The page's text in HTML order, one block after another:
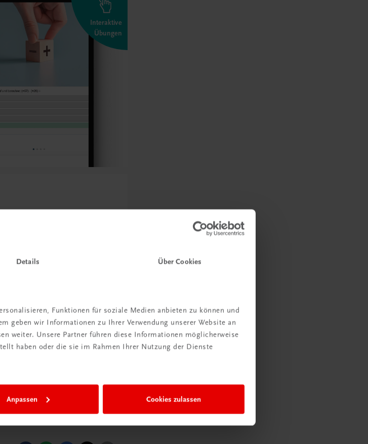
Details Über Cookies
Funktionen für soziale Medien anbieten zu können und
geben wir Informationen zu Ihrer Verwendung unserer Website an
weiter. Unsere Partner führen diese Informationen möglicherweise
haben oder die sie im Rahmen Ihrer Nutzung der Dienste
Anpassen Cookies zulassen
Interaktive
Übungen
Durch